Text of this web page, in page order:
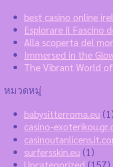
best casino online
Esplorare il Fascino
Alla scoperta del
Immersed in the
The Vibrant World
หมวดหมู่
babysitterroma.eu
casino-
surfersskin.eu (1)
Uncategorized (157)